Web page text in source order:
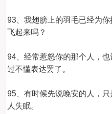
93、我翅膀上的羽毛已经为
飞起来吗？
94、经常惹怒你的那个人，
过不懂表达罢了。
95、有时候先说晚安的人，
人失眠。